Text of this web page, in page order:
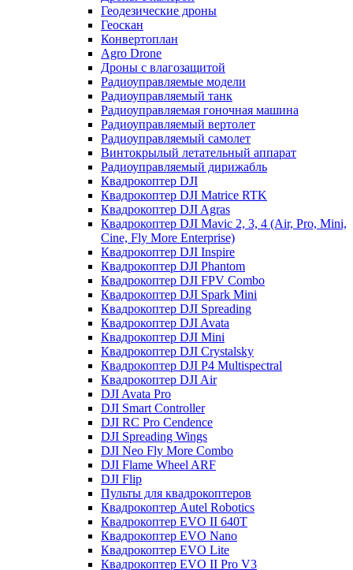
Геодезические дроны
Геоскан
Конвертоплан
Agro Drone
Дроны с влагозащитой
Радиоуправляемые модели
Радиоуправляемый танк
Радиоуправляемая гоночная машина
Радиоуправляемый вертолет
Радиоуправляемый самолет
Винтокрылый летательный аппарат
Радиоуправляемый дирижабль
Квадрокоптер DJI
Квадрокоптер DJI Matrice RTK
Квадрокоптер DJI Agras
Квадрокоптер DJI Mavic 2, 3, 4 (Air, Pro, Mini,
Cine, Fly More Enterprise)
Квадрокоптер DJI Inspire
Квадрокоптер DJI Phantom
Квадрокоптер DJI FPV Combo
Квадрокоптер DJI Spark Mini
Квадрокоптер DJI Spreading
Квадрокоптер DJI Avata
Квадрокоптер DJI Mini
Квадрокоптер DJI Crystalsky
Квадрокоптер DJI P4 Multispectral
Квадрокоптер DJI Air
DJI Avata Pro
DJI Smart Controller
DJI RC Pro Cendence
DJI Spreading Wings
DJI Neo Fly More Combo
DJI Flame Wheel ARF
DJI Flip
Пульты для квадрокоптеров
Квадрокоптер Autel Robotics
Квадрокоптер EVO II 640T
Квадрокоптер EVO Nano
Квадрокоптер EVO Lite
Квадрокоптер EVO II Pro V3